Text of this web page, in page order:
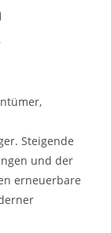
Steigende
und der
erneuerbare